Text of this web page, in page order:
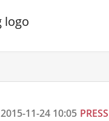
2015-11-24 10:05